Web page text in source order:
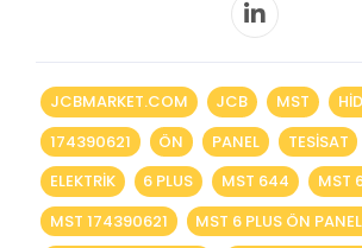
JCBMARKET.COM JCB MST
174390621
ÖN PANEL TESİSAT
ELEKTRİK
6 PLUS MST 644
MST
MST 174390621
MST 6 PLUS ÖN